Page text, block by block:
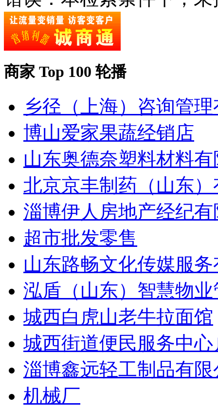
商家 Top 100 轮播
乡径（上海）咨询管
博山爱家果蔬经销店
山东奥德奈塑料材料
北京京丰制药（山东
淄博伊人房地产经纪
超市批发零售
山东路畅文化传媒服
泓盾（山东）智慧物
城西白虎山老牛拉面馆
城西街道便民服务中
淄博鑫远轻工制品有限
机械厂